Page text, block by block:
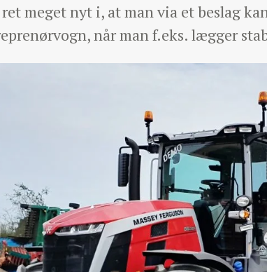
meget nyt i, at man via et beslag
når man f.eks. lægger